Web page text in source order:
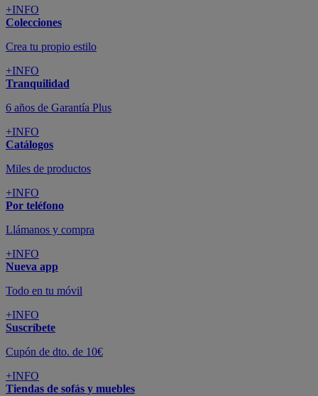
+INFO
Colecciones
Crea tu propio estilo
+INFO
Tranquilidad
6 años de Garantía Plus
+INFO
Catálogos
Miles de productos
+INFO
Por teléfono
Llámanos y compra
+INFO
Nueva app
Todo en tu móvil
+INFO
Suscríbete
Cupón de dto. de 10€
+INFO
Tiendas de sofás y muebles